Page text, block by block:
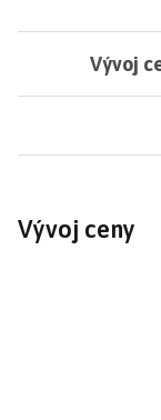
Vývoj
Vývoj ceny